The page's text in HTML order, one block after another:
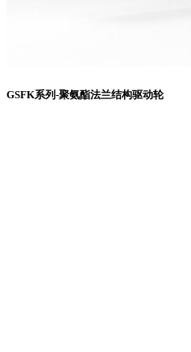
GSFK系列-聚氨酯法兰结构驱动轮